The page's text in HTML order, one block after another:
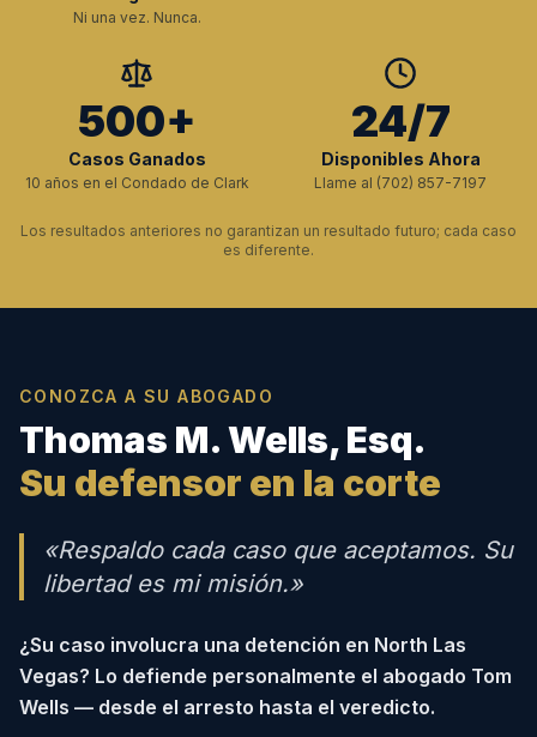
Ni una vez. Nunca.
500+
Casos Ganados
10 años en el Condado de Clark
24/7
Disponibles Ahora
Llame al (702) 857-7197
Los resultados anteriores no garantizan un resultado futuro; cada caso
es diferente.
CONOZCA A SU ABOGADO
Thomas M. Wells, Esq.
Su defensor en la corte
«Respaldo cada caso que aceptamos. Su
libertad es mi misión.»
¿Su caso involucra una detención en North Las
Vegas? Lo defiende personalmente el abogado Tom
Wells — desde el arresto hasta el veredicto.